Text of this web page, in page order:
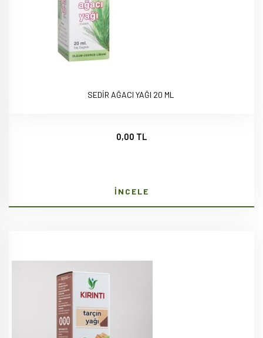
SEDİR AĞACI YAĞI 20 ML
0,00 TL
İNCELE